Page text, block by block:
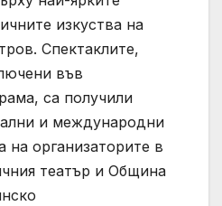
изкуства на
Спектаклите,
във
са получили
и международни
на организаторите в
театър и Община